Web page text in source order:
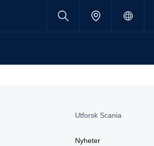
Utforsk Scania
Nyheter